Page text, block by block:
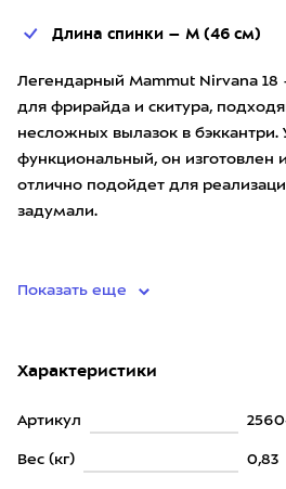
Длина спинки – M (46 см)
Легендарный Mammut Nirvana
для фрирайда и скитура,
несложных вылазок в бэккантри.
функциональный, он изготовлен
отлично подойдет для
задумали.
Показать еще
Характеристики
Артикул
Вес (кг) 0,83